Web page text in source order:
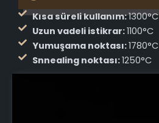
Kısa süreli kullanım:1300°C
Uzun vadeli istikrar:1100°C
Yumuşama noktası:1780°C
Snnealing noktası:1250°C